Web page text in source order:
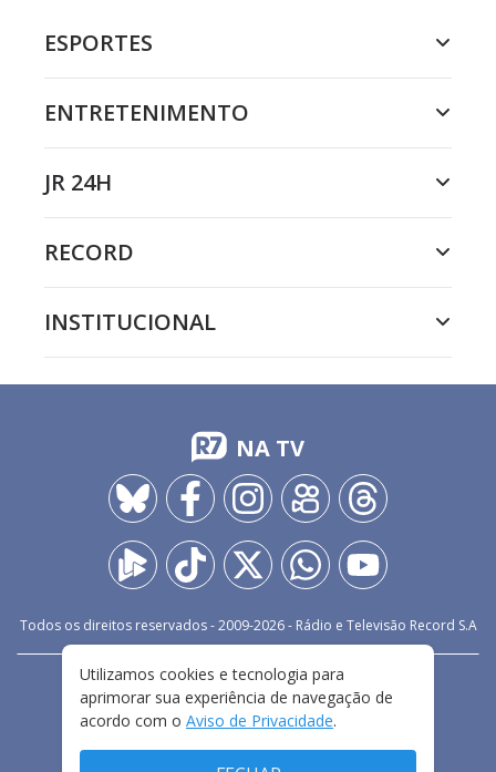
ESPORTES
ENTRETENIMENTO
JR 24H
RECORD
INSTITUCIONAL
NA TV
Todos os direitos reservados - 2009-2026- Rádio e Televisão Record S.A
FALE CONOSCO
PRIVACIDADE
TERMOS E CONDIÇÕES DE USO
Utilizamos cookies e tecnologia para
aprimorar sua experiência de navegação de
acordo com o Aviso de Privacidade.